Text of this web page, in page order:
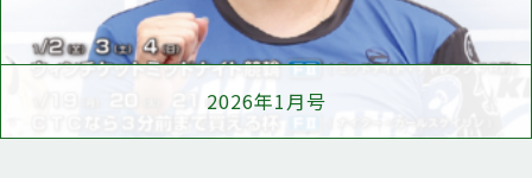
2026年1月号